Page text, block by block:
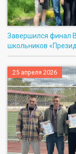
Завершился финал
школьников
25 апреля 2026